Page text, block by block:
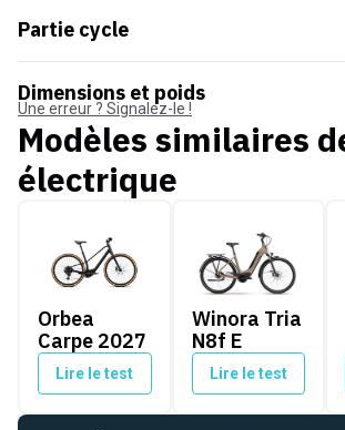
Partie cycle
Dimensions et poids
Une erreur ? Signalez-le !
Modèles similaires
électrique
Orbea
Carpe 2027
Lire le test
Winora Tria N8f E
Winora Tria
N8f E
Lire le test